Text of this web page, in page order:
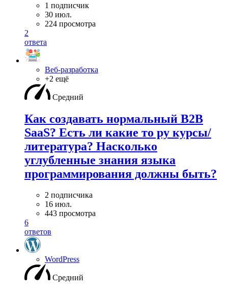
1 подписчик
30 июл.
224 просмотра
2
ответа
Веб-разработка
+2 ещё
Средний
Как создавать нормальный B2B
SaaS? Есть ли какие то ру курсы/
литература? Насколько
углубленные знания языка
программирования должны быть?
2 подписчика
16 июл.
443 просмотра
6
ответов
WordPress
Средний